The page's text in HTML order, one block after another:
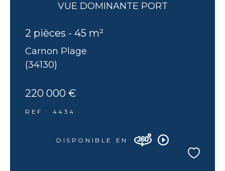
VUE DOMINANTE PORT
2 pièces - 45 m²
Carnon Plage
(34130)
220 000 €
REF : 4434
DISPONIBLE EN